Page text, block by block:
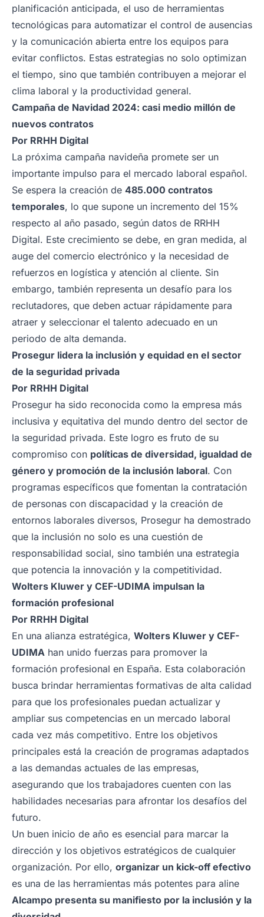
planificación anticipada, el uso de herramientas
tecnológicas para automatizar el control de ausencias
y la comunicación abierta entre los equipos para
evitar conflictos. Estas estrategias no solo optimizan
el tiempo, sino que también contribuyen a mejorar el
clima laboral y la productividad general.
Campaña de Navidad 2024: casi medio millón de
nuevos contratos
Por RRHH Digital
La próxima campaña navideña promete ser un
importante impulso para el mercado laboral español.
Se espera la creación de 485.000 contratos
temporales, lo que supone un incremento del 15%
respecto al año pasado, según datos de RRHH
Digital. Este crecimiento se debe, en gran medida, al
auge del comercio electrónico y la necesidad de
refuerzos en logística y atención al cliente. Sin
embargo, también representa un desafío para los
reclutadores, que deben actuar rápidamente para
atraer y seleccionar el talento adecuado en un
periodo de alta demanda.
Prosegur lidera la inclusión y equidad en el sector
de la seguridad privada
Por RRHH Digital
Prosegur ha sido reconocida como la empresa más
inclusiva y equitativa del mundo dentro del sector de
la seguridad privada. Este logro es fruto de su
compromiso con políticas de diversidad, igualdad de
género y promoción de la inclusión laboral. Con
programas específicos que fomentan la contratación
de personas con discapacidad y la creación de
entornos laborales diversos, Prosegur ha demostrado
que la inclusión no solo es una cuestión de
responsabilidad social, sino también una estrategia
que potencia la innovación y la competitividad.
Wolters Kluwer y CEF-UDIMA impulsan la
formación profesional
Por RRHH Digital
En una alianza estratégica, Wolters Kluwer y CEF-
UDIMA han unido fuerzas para promover la
formación profesional en España. Esta colaboración
busca brindar herramientas formativas de alta calidad
para que los profesionales puedan actualizar y
ampliar sus competencias en un mercado laboral
cada vez más competitivo. Entre los objetivos
principales está la creación de programas adaptados
a las demandas actuales de las empresas,
asegurando que los trabajadores cuenten con las
habilidades necesarias para afrontar los desafíos del
futuro.
Un buen inicio de año es esencial para marcar la
dirección y los objetivos estratégicos de cualquier
organización. Por ello, organizar un kick-off efectivo
es una de las herramientas más potentes para aline
Alcampo presenta su manifiesto por la inclusión y la